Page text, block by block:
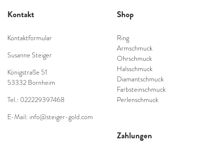
Kontakt
Kontaktformular
Susanne Steiger
Königstraße 51
53332 Bornheim
Tel.: 022229397468
E-Mail: info@steiger-gold.com
Shop
Ring
Armschmuck
Ohrschmuck
Halsschmuck
Diamantschmuck
Farbsteinschmuck
Perlenschmuck
Zahlungen